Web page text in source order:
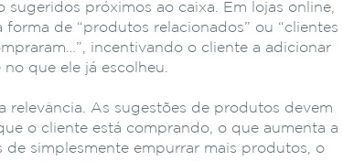
próximos ao caixa. Em lojas online,
de “produtos relacionados” ou “clientes
incentivando o cliente a adicionar
que ele já escolheu.
relevância. As sugestões de produtos devem
o cliente está comprando, o que aumenta a
simplesmente empurrar mais produtos, o